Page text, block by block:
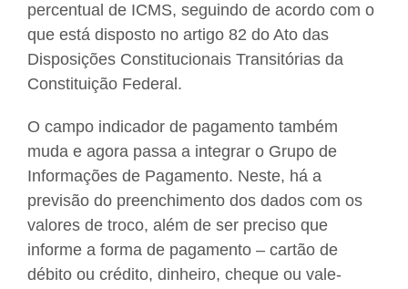
percentual de ICMS, seguindo de acordo com o
que está disposto no artigo 82 do Ato das
Disposições Constitucionais Transitórias da
Constituição Federal.
O campo indicador de pagamento também
muda e agora passa a integrar o Grupo de
Informações de Pagamento. Neste, há a
previsão do preenchimento dos dados com os
valores de troco, além de ser preciso que
informe a forma de pagamento – cartão de
débito ou crédito, dinheiro, cheque ou vale-